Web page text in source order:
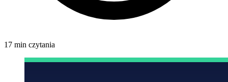
17 min czytania